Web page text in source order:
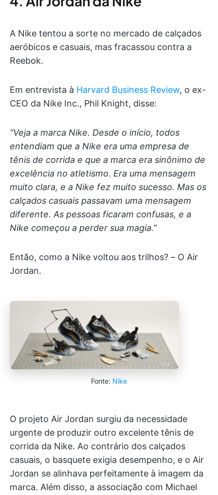
A Nike tentou a sorte no mercado de calçados
aeróbicos e casuais, mas fracassou contra a
Reebok.
Em entrevista à Harvard Business Review, o ex-
CEO da Nike Inc., Phil Knight, disse:
“Veja a marca Nike. Desde o início, todos
entendiam que a Nike era uma empresa de
tênis de corrida e que a marca era sinônimo de
excelência no atletismo. Era uma mensagem
muito clara, e a Nike fez muito sucesso. Mas os
calçados casuais passavam uma mensagem
diferente. As pessoas ficaram confusas, e a
Nike começou a perder sua magia.”
Então, como a Nike voltou aos trilhos? – O Air
Jordan.
Fonte: Nike
O projeto Air Jordan surgiu da necessidade
urgente de produzir outro excelente tênis de
corrida da Nike. Ao contrário dos calçados
casuais, o basquete exigia desempenho, e o Air
Jordan se alinhava perfeitamente à imagem da
marca. Além disso, a associação com Michael